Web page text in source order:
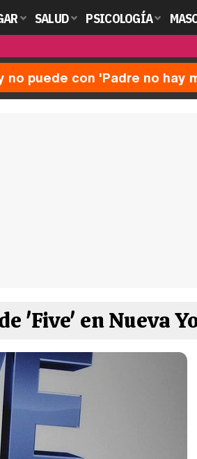
SALUD PSICOLOGÍA
puede con 'Padre no hay
'Five' en Nueva